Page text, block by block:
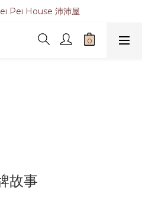
Pei House 沛沛屋
故事